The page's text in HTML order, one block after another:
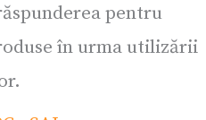
pentru
în urma utilizării